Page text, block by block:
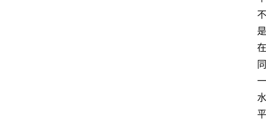
不
是
在
同
一
水
平